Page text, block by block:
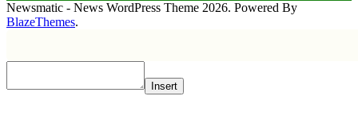
Newsmatic - News WordPress Theme 2026. Powered By
BlazeThemes.
Insert